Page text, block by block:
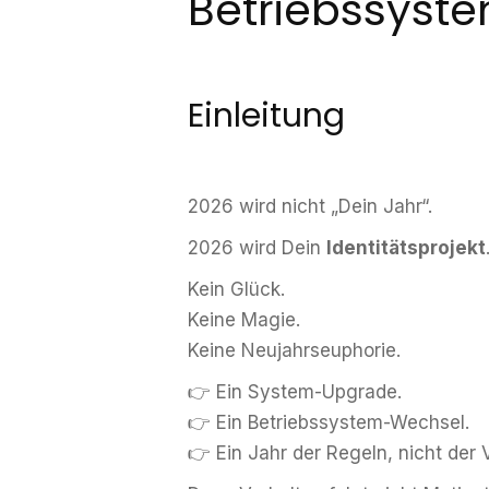
Einleitung
2026 wird nicht „Dein Jahr“.
2026 wird Dein Identitätsprojekt.
Kein Glück.
Keine Magie.
Keine Neujahrseuphorie.
👉 Ein System-Upgrade.
👉 Ein Betriebssystem-Wechsel.
👉 Ein Jahr der Regeln, nicht der